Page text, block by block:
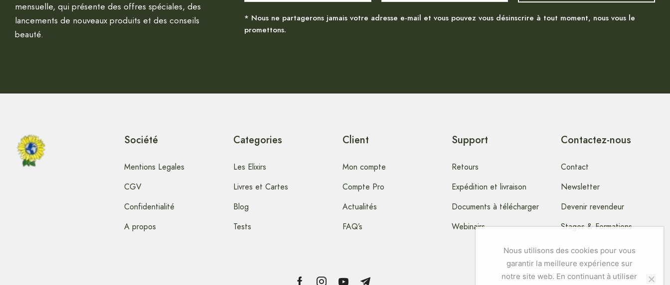
mensuelle, qui présente des offres spéciales, des
lancements de nouveaux produits et des conseils
beauté.
* Nous ne partagerons jamais votre adresse e-mail et vous pouvez vous désinscrire à tout moment, nous vous le
promettons.
Société
Mentions Legales
CGV
Confidentialité
A propos
Categories
Les Elixirs
Livres et Cartes
Blog
Tests
Client
Mon compte
Compte Pro
Actualités
FAQ’s
Support
Retours
Expédition et livraison
Documents à télécharger
Webinairs
Contactez-nous
Contact
Newsletter
Devenir revendeur
Stages & Formations
Nous utilisons des cookies pour vous
garantir la meilleure expérience sur
notre site web. En continuant à utiliser